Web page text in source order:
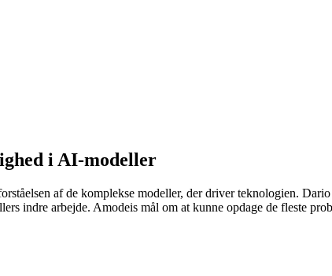
i AI-modeller
af de komplekse modeller, der driver teknologien.
indre arbejde. Amodeis mål om at kunne opdage de fleste